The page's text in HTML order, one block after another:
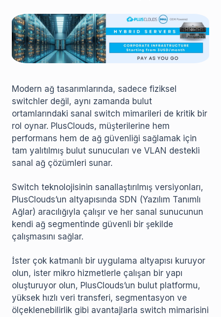
Modern ağ tasarımlarında, sadece fiziksel
switchler değil, aynı zamanda bulut
ortamlarındaki sanal switch mimarileri de kritik bir
rol oynar. PlusClouds, müşterilerine hem
performans hem de ağ güvenliği sağlamak için
tam yalıtılmış bulut sunucuları ve VLAN destekli
sanal ağ çözümleri sunar.
Switch teknolojisinin sanallaştırılmış versiyonları,
PlusClouds’un altyapısında SDN (Yazılım Tanımlı
Ağlar) aracılığıyla çalışır ve her sanal sunucunun
kendi ağ segmentinde güvenli bir şekilde
çalışmasını sağlar.
İster çok katmanlı bir uygulama altyapısı kuruyor
olun, ister mikro hizmetlerle çalışan bir yapı
oluşturuyor olun, PlusClouds’un bulut platformu,
yüksek hızlı veri transferi, segmentasyon ve
ölçeklenebilirlik gibi avantajlarla switch mimarisini